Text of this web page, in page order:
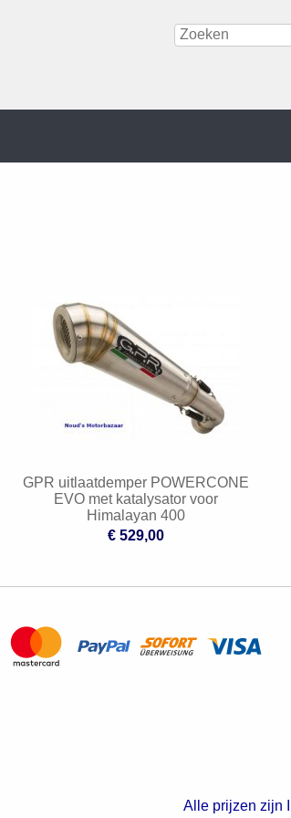
GPR uitlaatdemper POWERCONE
EVO met katalysator voor
Himalayan 400
€ 529,00
Alle prijzen zijn